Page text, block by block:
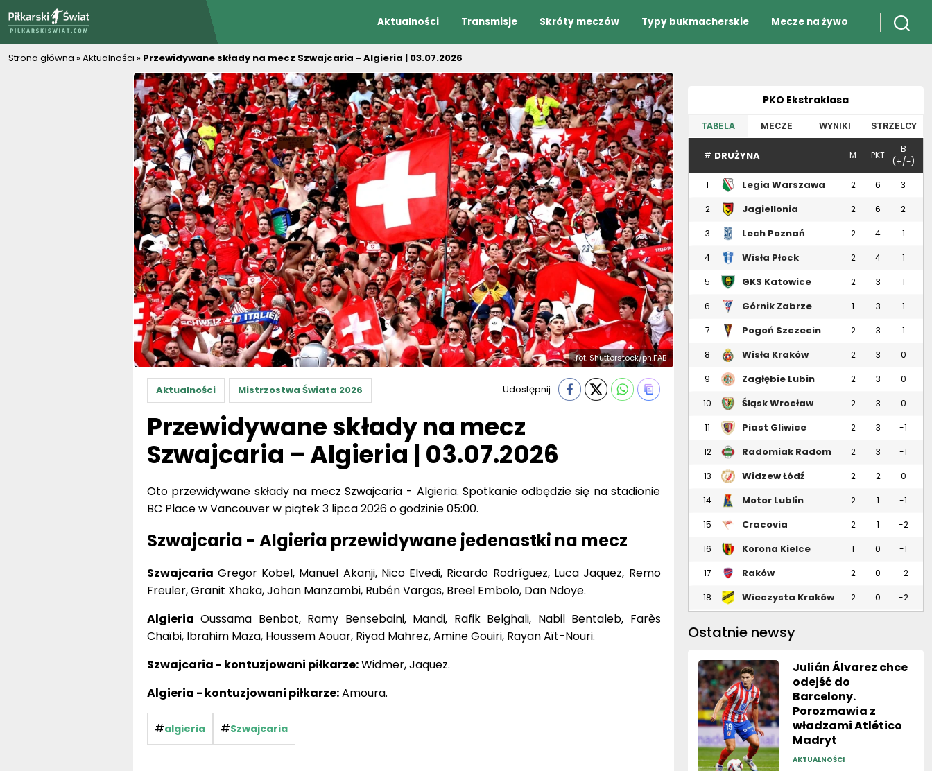
Aktualności Transmisje Skróty meczów Typy bukmacherskie Mecze na żywo
Strona główna »Aktualności » Przewidywane składy na mecz Szwajcaria - Algieria | 03.07.2026
fot. Shutterstock/ph.FAB
Aktualności Mistrzostwa Świata 2026 Udostępnij:
Przewidywane składy na mecz
Szwajcaria – Algieria | 03.07.2026
Oto przewidywane składy na mecz Szwajcaria - Algieria. Spotkanie odbędzie się na stadionie
BC Place w Vancouver w piątek 3 lipca 2026 o godzinie 05:00.
Szwajcaria - Algieria przewidywane jedenastki na mecz
Szwajcaria Gregor Kobel, Manuel Akanji, Nico Elvedi, Ricardo Rodríguez, Luca Jaquez, Remo
Freuler, Granit Xhaka, Johan Manzambi, Rubén Vargas, Breel Embolo, Dan Ndoye.
Algieria Oussama Benbot, Ramy Bensebaini, Mandi, Rafik Belghali, Nabil Bentaleb, Farès
Chaïbi, Ibrahim Maza, Houssem Aouar, Riyad Mahrez, Amine Gouiri, Rayan Aït-Nouri.
Szwajcaria - kontuzjowani piłkarze:Widmer, Jaquez.
Algieria - kontuzjowani piłkarze:Amoura.
#algieria #Szwajcaria
PKO Ekstraklasa
TABELA MECZE WYNIKI STRZELCY
# DRUŻYNA M PKT
B
(+/-)
1
Legia Warszawa 2 6 3
2
Jagiellonia
2 6 2
3 Lech Poznań 2 4 1
4 Wisła Płock 2 4 1
5 GKS Katowice 2 3 1
6 Górnik Zabrze 1 3 1
7 Pogoń Szczecin 2 3 1
8 Wisła Kraków 2 3 0
9 Zagłębie Lubin 2 3 0
10 Śląsk Wrocław 2 3 0
11 Piast Gliwice 2 3 -1
12 Radomiak Radom 2 3 -1
13 Widzew Łódź 2 2 0
14 Motor Lublin 2 1 -1
15 Cracovia 2 1 -2
16 Korona Kielce 1 0 -1
17
Raków
2 0 -2
18 Wieczysta Kraków 2 0 -2
Ostatnie newsy
Julián Álvarez chce
odejść do
Barcelony.
Porozmawia z
władzami Atlético
Madryt
AKTUALNOŚCI